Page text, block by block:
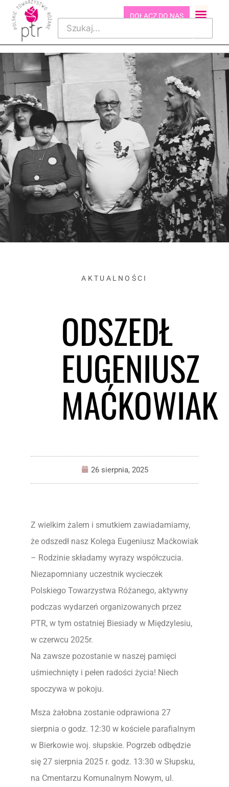
DOŁĄCZ DO NAS
AKTUALNOŚCI
ODSZEDŁ
EUGENIUSZ
MAĆKOWIAK
26 sierpnia, 2025
Z wielkim żalem i smutkiem zawiadamiamy,
że odszedł nasz Kolega Eugeniusz Maćkowiak
– Rodzinie składamy wyrazy współczucia.
Niezapomniany uczestnik wycieczek
Polskiego Towarzystwa Różanego, aktywny
podczas wydarzeń organizowanych przez
PTR, w tym ostatniej Biesiady w Międzylesiu,
w czerwcu 2025r.
Na zawsze pozostanie w naszej pamięci
uśmiechnięty i pełen radości życia! Niech
spoczywa w pokoju.
Msza żałobna zostanie odprawiona 27
sierpnia o godz. 12:30 w kościele parafialnym
w Bierkowie woj. słupskie. Pogrzeb odbędzie
się 27 sierpnia 2025 r. godz. 13:30 w Słupsku,
na Cmentarzu Komunalnym Nowym, ul.